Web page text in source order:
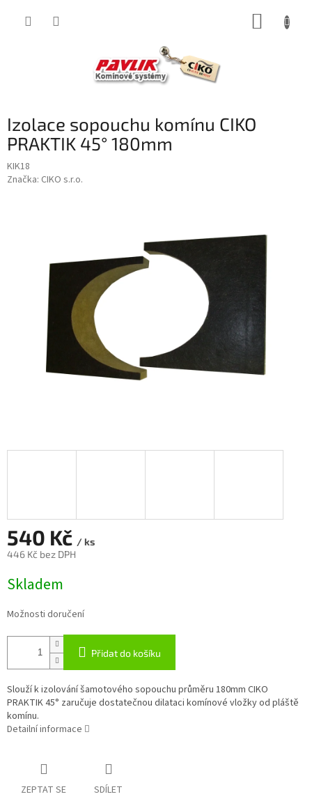
Izolace sopouchu komínu CIKO
PRAKTIK 45° 180mm
KIK18
Značka: CIKO s.r.o.
540 Kč / ks
446 Kč bez DPH
cena:
Skladem
Možnosti doručení
Přidat do košíku
Slouží k izolování šamotového sopouchu průměru 180mm CIKO
PRAKTIK 45° zaručuje dostatečnou dilataci komínové vložky od pláště
komínu.
Detailní informace
ZEPTAT SE SDÍLET